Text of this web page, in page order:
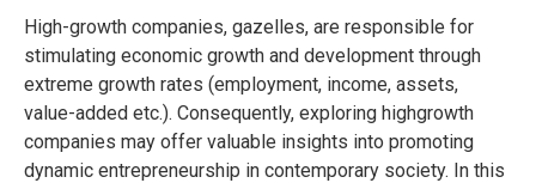
High-growth companies, gazelles, are responsible for
stimulating economic growth and development through
extreme growth rates (employment, income, assets,
value-added etc.). Consequently, exploring highgrowth
companies may offer valuable insights into promoting
dynamic entrepreneurship in contemporary society. In this